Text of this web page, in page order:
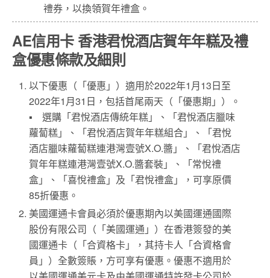
禮券，以換領賀年禮盒。
AE信用卡 香港君悅酒店賀年年糕及禮
盒優惠條款及細則
以下優惠（「優惠」）適用於2022年1月13日至
2022年1月31日，包括首尾兩天（「優惠期」）。
▪ 選購「君悅酒店傳統年糕」、「君悅酒店臘味
蘿蔔糕」、「君悅酒店賀年年糕組合」、「君悅
酒店臘味蘿蔔糕連港灣壹號X.O.醬」、「君悅酒店
賀年年糕連港灣壹號X.O.醬套裝」、「常悅禮
盒」、「喜悅禮盒」及「君悅禮盒」，可享原價
85折優惠。
美國運通卡會員必須於優惠期內以美國運通國際
股份有限公司（「美國運通」）在香港簽發的美
國運通卡（「合資格卡」，其持卡人「合資格會
員」）全數簽賬，方可享有優惠。優惠不適用於